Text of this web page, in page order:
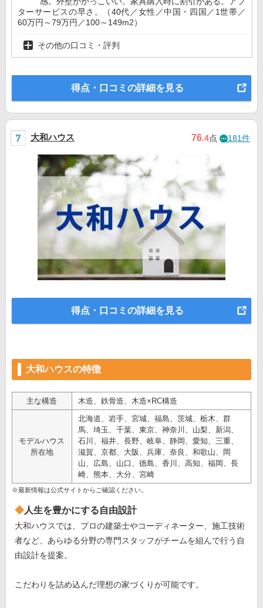
ターサービスの早さ。（40代／女性／中国・四国／1世帯／
60万円～79万円／100～149m2）
その他の口コミ・評判
得点・口コミの詳細を見る
大和ハウス 76.4点 181件
得点・口コミの詳細を見る
大和ハウスの特徴
主な構造 木造、鉄骨造、木造×RC構造
モデルハウス
所在地
北海道、岩手、宮城、福島、茨城、栃木、群
馬、埼玉、千葉、東京、神奈川、山梨、新潟、
石川、福井、長野、岐阜、静岡、愛知、三重、
滋賀、京都、大阪、兵庫、奈良、和歌山、岡
山、広島、山口、徳島、香川、高知、福岡、長
崎、熊本、大分、宮崎
※最新情報は公式サイトからご確認ください。
人生を豊かにする自由設計
大和ハウスでは、プロの建築士やコーディネーター、施工技術
者など、あらゆる分野の専門スタッフがチームを組んで行う自
由設計を提案。
こだわりを詰め込んだ理想の家づくりが可能です。